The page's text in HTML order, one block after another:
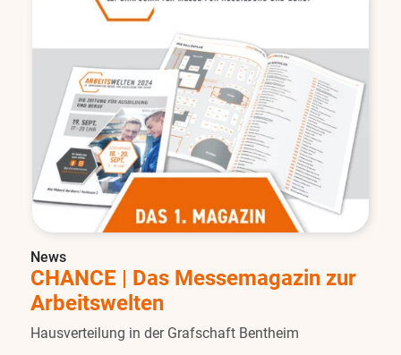
News
CHANCE | Das Messemagazin zur
Arbeitswelten
Hausverteilung in der Grafschaft Bentheim